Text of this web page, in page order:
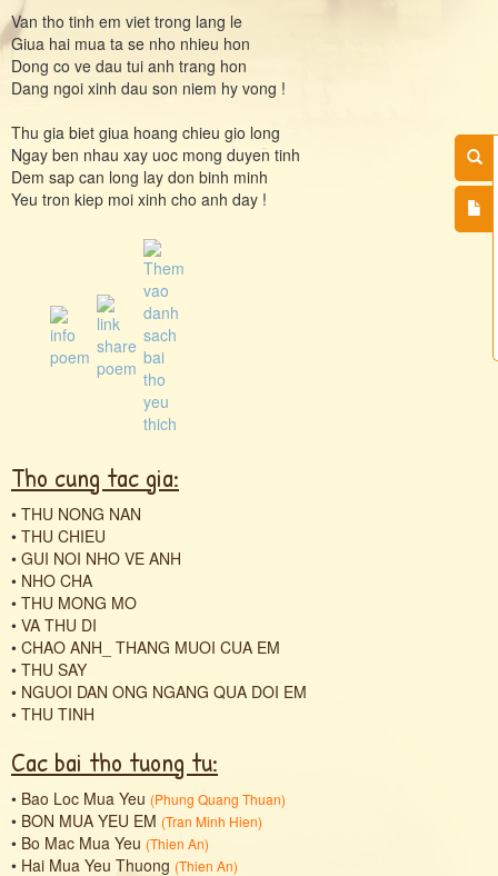
Van tho tinh em viet trong lang le
Giua hai mua ta se nho nhieu hon
Dong co ve dau tui anh trang hon
Dang ngoi xinh dau son niem hy vong !
Thu gia biet giua hoang chieu gio long
Ngay ben nhau xay uoc mong duyen tinh
Dem sap can long lay don binh minh
Yeu tron kiep moi xinh cho anh day !
Tho cung tac gia:
• THU NONG NAN
• THU CHIEU
• GUI NOI NHO VE ANH
• NHO CHA
• THU MONG MO
• VA THU DI
• CHAO ANH_ THANG MUOI CUA EM
• THU SAY
• NGUOI DAN ONG NGANG QUA DOI EM
• THU TINH
Cac bai tho tuong tu:
• Bao Loc Mua Yeu (Phung Quang Thuan)
• BON MUA YEU EM (Tran Minh Hien)
• Bo Mac Mua Yeu (Thien An)
• Hai Mua Yeu Thuong (Thien An)